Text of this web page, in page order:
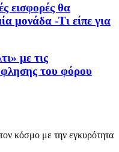
εισφορές θα
μονάδα -Τι είπε για
με τις
του φόρου
κόσμο με την εγκυρότητα